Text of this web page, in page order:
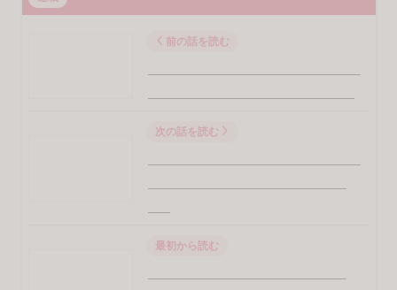
あるあるじゃないかなと思っていますが、みなさんどうな